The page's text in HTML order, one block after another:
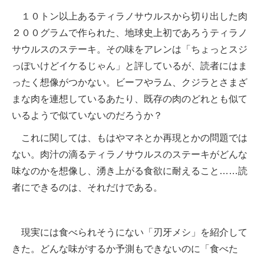
１０トン以上あるティラノサウルスから切り出した肉
２００グラムで作られた、地球史上初であろうティラノ
サウルスのステーキ。その味をアレンは「ちょっとスジ
っぽいけどイケるじゃん」と評しているが、読者にはま
ったく想像がつかない。ビーフやラム、クジラとさまざ
まな肉を連想しているあたり、既存の肉のどれとも似て
いるようで似ていないのだろうか？
これに関しては、もはやマネとか再現とかの問題では
ない。肉汁の滴るティラノサウルスのステーキがどんな
味なのかを想像し、湧き上がる食欲に耐えること……読
者にできるのは、それだけである。
現実には食べられそうにない「刃牙メシ」を紹介して
きた。どんな味がするか予測もできないのに「食べた